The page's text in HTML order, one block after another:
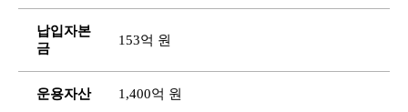
납입자본
금
153억 원
운용자산 1,400억 원